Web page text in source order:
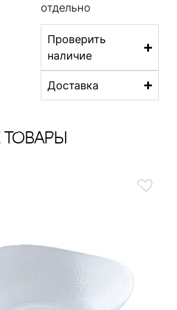
отдельно
Проверить
наличие
Доставка